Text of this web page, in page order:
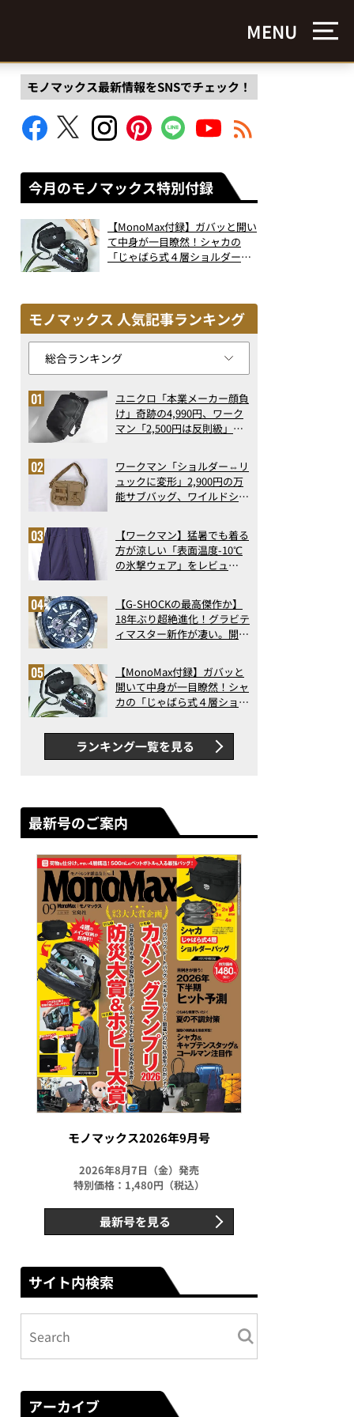
MENU
モノマックス最新情報をSNSでチェック！
今月のモノマックス特別付録
【MonoMax付録】ガバッと開い
て中身が一目瞭然！シャカの
「じゃばら式４層ショルダーバ
モノマックス 人気記事ランキング
ユニクロ「本業メーカー顔負
け」奇跡の4,990円、ワーク
マン「2,500円は反則級」凄
ト3】（2026年6月版）
ワークマン「ショルダー⇔リ
ュックに変形」2,900円の万
能サブバッグ、ワイルドシン
記事ランキングベスト3】
（2026年6月版）
【ワークマン】猛暑でも着る
方が涼しい「表面温度-10℃
の氷撃ウェア」をレビュ
【G-SHOCKの最高傑作か】
18年ぶり超絶進化！グラビテ
ィマスター新作が凄い。開発
【MonoMax付録】ガバッと
開いて中身が一目瞭然！シャ
カの「じゃばら式４層ショル
しやすさも過去最高レベルだ
った！
ランキング一覧を見る
最新号のご案内
モノマックス2026年9月号
2026年8月7日（金）発売
特別価格：1,480円（税込）
最新号を見る
サイト内検索
アーカイブ